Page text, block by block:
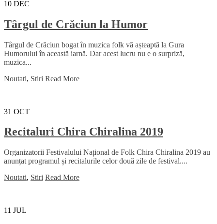
10 DEC
Târgul de Crăciun la Humor
Târgul de Crăciun bogat în muzica folk vă așteaptă la Gura
Humorului în această iarnă. Dar acest lucru nu e o surpriză,
muzica...
Noutati, Stiri Read More
31 OCT
Recitaluri Chira Chiralina 2019
Organizatorii Festivalului Național de Folk Chira Chiralina 2019 au
anunțat programul și recitalurile celor două zile de festival....
Noutati, Stiri Read More
11 JUL